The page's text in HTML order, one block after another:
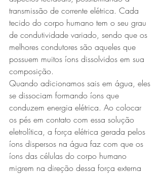
transmissão de corrente elétrica. Cada
tecido do corpo humano tem o seu grau
de condutividade variado, sendo que os
melhores condutores são aqueles que
possuem muitos íons dissolvidos em sua
composição.
Quando adicionamos sais em água, eles
se dissociam formando íons que
conduzem energia elétrica. Ao colocar
os pés em contato com essa solução
eletrolítica, a força elétrica gerada pelos
íons dispersos na água faz com que os
íons das células do corpo humano
migrem na direção dessa força externa